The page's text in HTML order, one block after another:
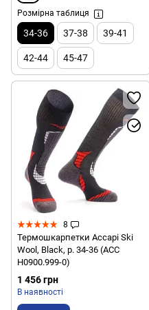
Розмірна таблиця
34-36 37-38 39-41
42-44 45-47
8
Термошкарпетки Accapi Ski
Wool, Black, р. 34-36 (ACC
H0900.999-0)
1 456 грн
В наявності